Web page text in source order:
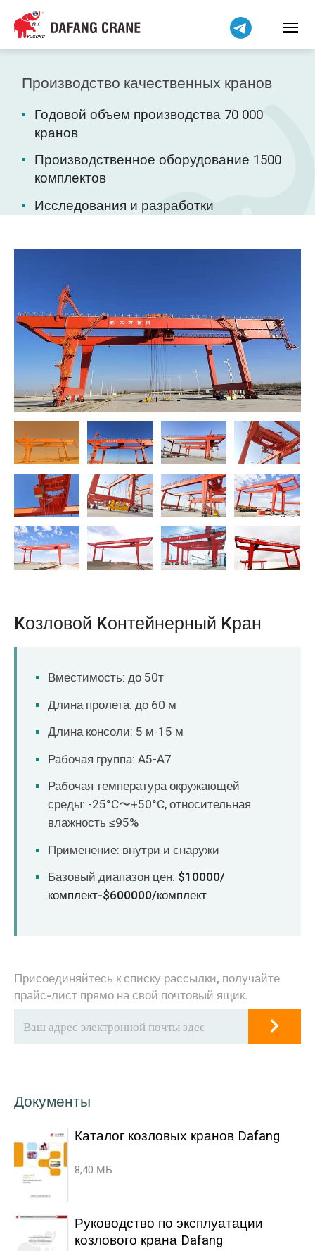
Производство качественных кранов
Годовой объем производства 70 000
кранов
Производственное оборудование 1500
комплектов
Исследования и разработки
Kозловой Kонтейнерный Kран
Вместимость: до 50т
Длина пролета: до 60 м
Длина консоли: 5 м-15 м
Рабочая группа: A5-A7
Рабочая температура окружающей
среды: -25°C〜+50°C, относительная
влажность ≤95%
Применение: внутри и снаружи
Базовый диапазон цен: $10000/
комплект-$600000/комплект
Присоединяйтесь к списку рассылки, получайте
прайс-лист прямо на свой почтовый ящик.
Документы
Каталог козловых кранов Dafang
8,40 МБ
Руководство по эксплуатации
козлового крана Dafang
Bahasa Indonesia
Bahasa Melayu
Tiếng Việt
简体中文
فارسی
Pilipino
اردو
Українська
Čeština
Kiswahili
O‘zbekcha